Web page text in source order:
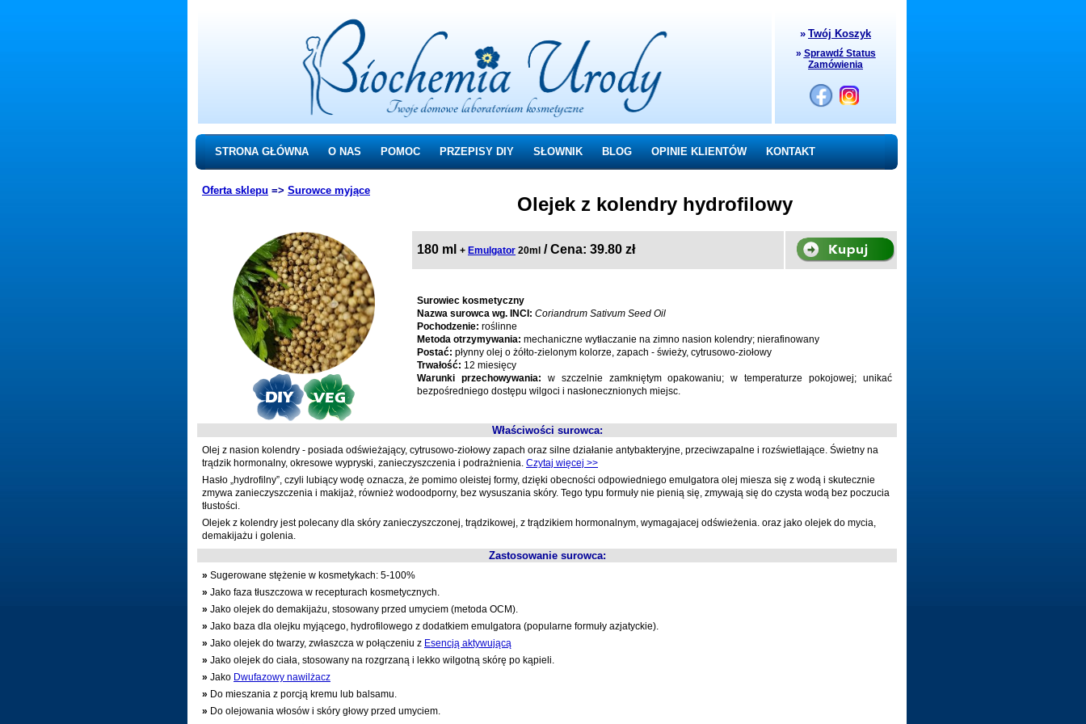
» Twój Koszyk
» Sprawdź Status
Zamówienia
STRONA GŁÓWNA O NAS POMOC PRZEPISY DIY SŁOWNIK BLOG OPINIE KLIENTÓW KONTAKT
Oferta sklepu => Surowce myjące
Olejek z kolendry hydrofilowy
180 ml + Emulgator 20ml / Cena: 39.80 zł
Surowiec kosmetyczny
Nazwa surowca wg. INCI: Coriandrum Sativum Seed Oil
Pochodzenie: roślinne
Metoda otrzymywania: mechaniczne wytłaczanie na zimno nasion kolendry; nierafinowany
Postać: płynny olej o żółto-zielonym kolorze, zapach - świeży, cytrusowo-ziołowy
Trwałość: 12 miesięcy
Warunki przechowywania: w szczelnie zamkniętym opakowaniu; w temperaturze pokojowej; unikać
bezpośredniego dostępu wilgoci i nasłonecznionych miejsc.
Właściwości surowca:
Olej z nasion kolendry - posiada odświeżający, cytrusowo-ziołowy zapach oraz silne działanie antybakteryjne, przeciwzapalne i rozświetlające. Świetny na
trądzik hormonalny, okresowe wypryski, zanieczyszczenia i podrażnienia. Czytaj więcej >>
Hasło „hydrofilny”, czyli lubiący wodę oznacza, że pomimo oleistej formy, dzięki obecności odpowiedniego emulgatora olej miesza się z wodą i skutecznie
zmywa zanieczyszczenia i makijaż, również wodoodporny, bez wysuszania skóry. Tego typu formuły nie pienią się, zmywają się do czysta wodą bez poczucia
tłustości.
Olejek z kolendry jest polecany dla skóry zanieczyszczonej, trądzikowej, z trądzikiem hormonalnym, wymagajacej odświeżenia. oraz jako olejek do mycia,
demakijażu i golenia.
Zastosowanie surowca:
» Sugerowane stężenie w kosmetykach: 5-100%
» Jako faza tłuszczowa w recepturach kosmetycznych.
» Jako olejek do demakijażu, stosowany przed umyciem (metoda OCM).
» Jako baza dla olejku myjącego, hydrofilowego z dodatkiem emulgatora (popularne formuły azjatyckie).
» Jako olejek do twarzy, zwłaszcza w połączeniu z Esencją aktywującą
» Jako olejek do ciała, stosowany na rozgrzaną i lekko wilgotną skórę po kąpieli.
» Jako Dwufazowy nawilżacz
» Do mieszania z porcją kremu lub balsamu.
» Do olejowania włosów i skóry głowy przed umyciem.